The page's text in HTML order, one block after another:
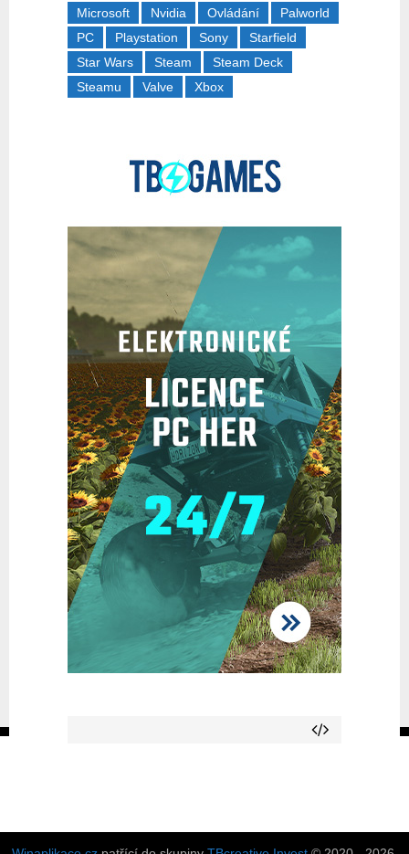
Microsoft
Nvidia Ovládání
Palworld
PC
Playstation Sony
Starfield
Star Wars
Steam
Steam Deck
Steamu
Valve Xbox